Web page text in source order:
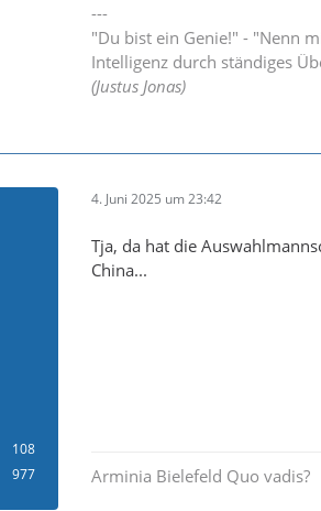
---
"Du bist ein Genie!" - "Nenn
Intelligenz durch ständiges
(Justus Jonas)
108
977
4. Juni 2025 um 23:42
Tja, da hat die
China...
Arminia Bielefeld Quo vadis?